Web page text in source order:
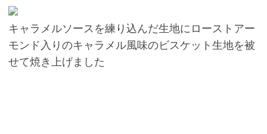
キャラメルソースを練り込んだ生地にローストアー
モンド入りのキャラメル風味のビスケット生地を被
せて焼き上げました